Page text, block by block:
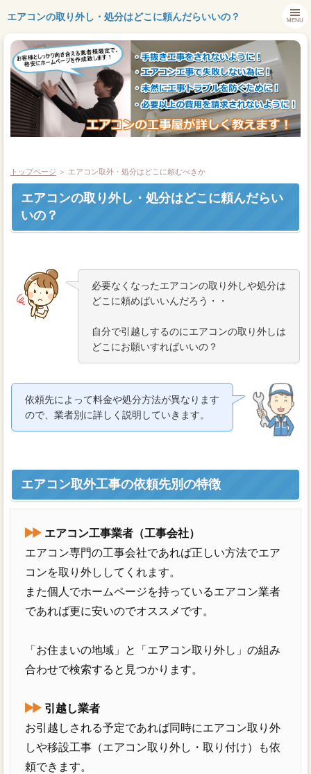
エアコンの取り外し・処分はどこに頼んだらいいの？ MENU
トップページ
エアコン工事で失敗しない為に
お問い合わせ
トップページ ＞ エアコン取外・処分はどこに頼むべきか
エアコンの取り外し・処分はどこに頼んだらい
いの？
必要なくなったエアコンの取り外しや処分は
どこに頼めばいいんだろう・・
自分で引越しするのにエアコンの取り外しは
どこにお願いすればいいの？
依頼先によって料金や処分方法が異なります
ので、業者別に詳しく説明していきます。
エアコン取外工事の依頼先別の特徴
エアコン工事業者（工事会社）
エアコン専門の工事会社であれば正しい方法でエア
コンを取り外ししてくれます。
また個人でホームページを持っているエアコン業者
であれば更に安いのでオススメです。
「お住まいの地域」と「エアコン取り外し」の組み
合わせで検索すると見つかります。
引越し業者
お引越しされる予定であれば同時にエアコン取り外
しや移設工事（エアコン取り外し・取り付け）も依
頼できます。